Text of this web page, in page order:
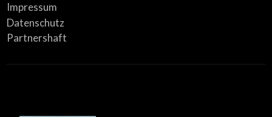
Impressum
Datenschutz
Partnershaft